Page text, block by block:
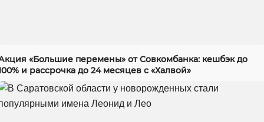
«Большие перемены» от Совкомбанка: кешбэк до
и рассрочка до 24 месяцев с «Халвой»